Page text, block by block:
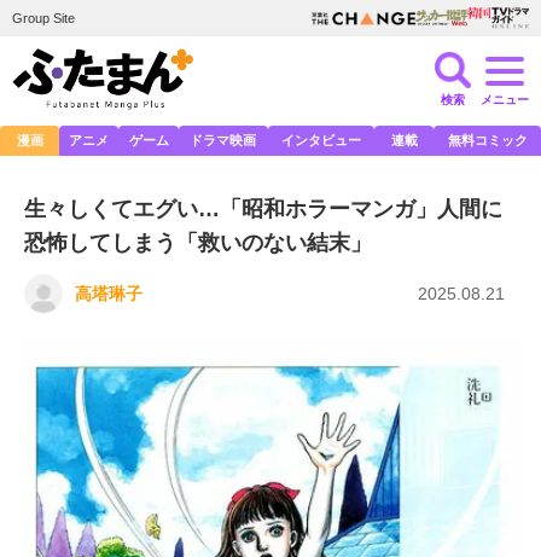
Group Site
検索 メニュー
漫画 アニメ ゲーム ドラマ映画 インタビュー 連載 無料コミック
生々しくてエグい…「昭和ホラーマンガ」人間に
恐怖してしまう「救いのない結末」
高塔琳子 2025.08.21